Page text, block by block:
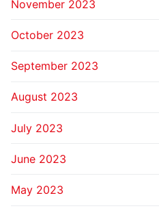
November 2023
October 2023
September 2023
August 2023
July 2023
June 2023
May 2023